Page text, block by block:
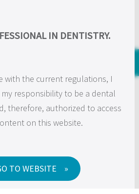
IN DENTISTRY.
with the current regulations, I
responsibility to be a dental
therefore, authorized to access
on this website.
TO WEBSITE